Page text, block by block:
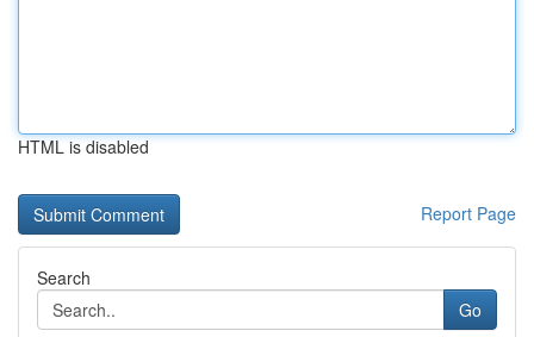
HTML is disabled
Report Page
Search
Go